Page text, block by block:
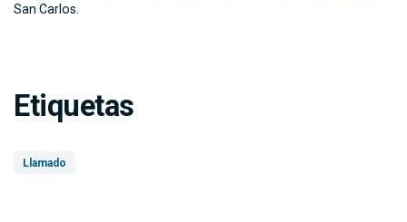
San Carlos.
Etiquetas
Llamado